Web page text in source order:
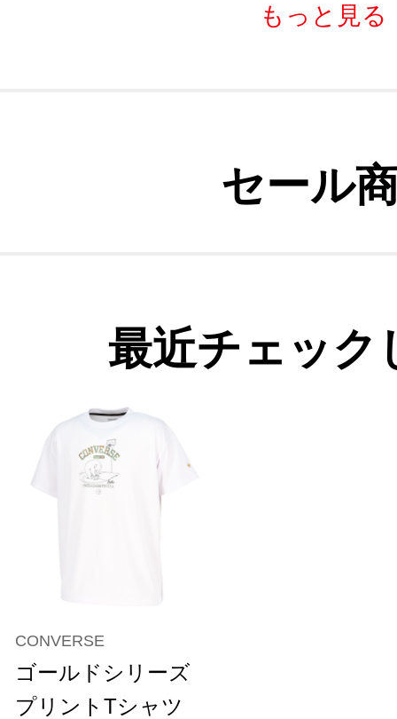
もっと見る
セール
最近チェック
CONVERSE
ゴールドシリーズ
プリントTシャツ